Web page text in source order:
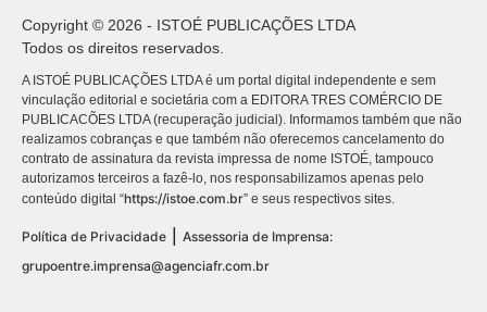
Copyright © 2026 - ISTOÉ PUBLICAÇÕES LTDA
Todos os direitos reservados.
A ISTOÉ PUBLICAÇÕES LTDA é um portal digital independente e sem
vinculação editorial e societária com a EDITORA TRES COMÉRCIO DE
PUBLICACÕES LTDA (recuperação judicial). Informamos também que não
realizamos cobranças e que também não oferecemos cancelamento do
contrato de assinatura da revista impressa de nome ISTOÉ, tampouco
autorizamos terceiros a fazê-lo, nos responsabilizamos apenas pelo
conteúdo digital “https://istoe.com.br” e seus respectivos sites.
Política de Privacidade
Assessoria de Imprensa:
grupoentre.imprensa@agenciafr.com.br